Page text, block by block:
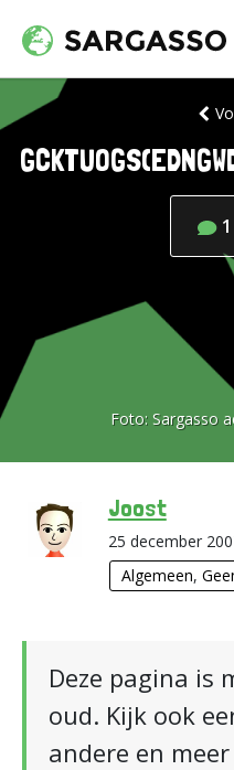
1
Foto: Sargasso
Joost
25 december
Algemeen,
Deze pagina is
oud. Kijk ook
andere en